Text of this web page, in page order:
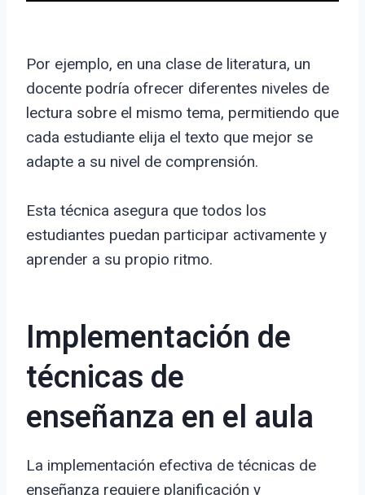
Por ejemplo, en una clase de literatura, un
docente podría ofrecer diferentes niveles de
lectura sobre el mismo tema, permitiendo que
cada estudiante elija el texto que mejor se
adapte a su nivel de comprensión.
Esta técnica asegura que todos los
estudiantes puedan participar activamente y
aprender a su propio ritmo.
Implementación de
técnicas de
enseñanza en el aula
La implementación efectiva de técnicas de
enseñanza requiere planificación y